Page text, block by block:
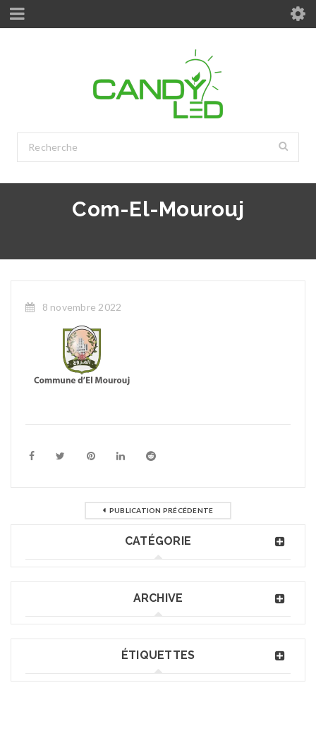
Com-El-Mourouj
8 novembre 2022
PUBLICATION PRÉCÉDENTE
CATÉGORIE
ARCHIVE
ÉTIQUETTES